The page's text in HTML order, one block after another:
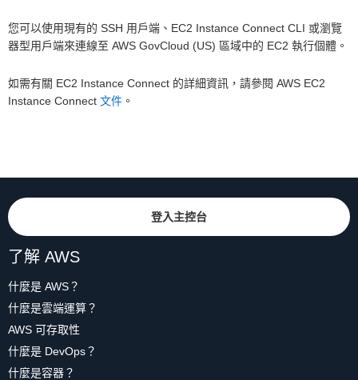
您可以使用現有的 SSH 用戶端、EC2 Instance Connect CLI 或瀏覽
器型用戶端來連線至 AWS GovCloud (US) 區域中的 EC2 執行個體。
如需有關 EC2 Instance Connect 的詳細資訊，請參閱 AWS EC2
Instance Connect 文件 。
登入主控台
了解 AWS
什麼是 AWS？
什麼是雲端運算？
AWS 可存取性
什麼是 DevOps？
什麼是容器？